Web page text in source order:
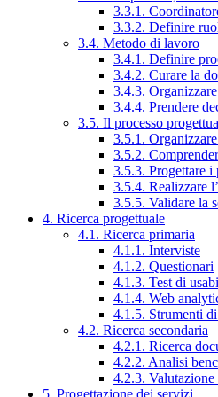
3.3.1.
3.3.2. Definire
3.4. Metodo di lavoro
3.4.1. Definire
3.4.2. Curare la
3.4.3.
3.4.4. Prendere
3.5. Il processo
3.5.1.
3.5.2.
3.5.3. Progettare i
3.5.4. Realizzare
3.5.5. Validare la
4. Ricerca progettuale
4.1. Ricerca primaria
4.1.1. Interviste
4.1.2. Questionari
4.1.3. Test di
4.1.4. Web
4.1.5. Strumenti
4.2. Ricerca secondaria
4.2.1. Ricerca
4.2.2. Analisi
4.2.3. Valutazione
5. Progettazione dei servizi